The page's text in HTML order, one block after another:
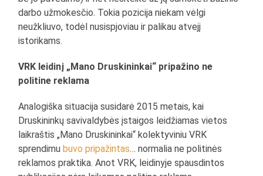
darbo užmokesčio. Tokia pozicija niekam vėlgi
neužkliuvo, todėl nusispjoviau ir palikau atvejį
istorikams.
VRK leidinį „Mano Druskininkai“ pripažino ne
politine reklama
Analogiška situacija susidarė 2015 metais, kai
Druskininkų savivaldybės įstaigos leidžiamas vietos
laikraštis „Mano Druskininkai“ kolektyviniu VRK
sprendimubuvo pripažintas… normalia ne politinės
reklamos praktika. Anot VRK, leidinyje spausdintos